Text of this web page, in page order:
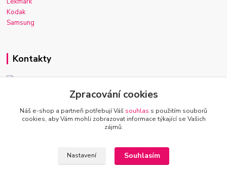
Kodak
Samsung
Kontakty
Josef Macek
+420 603 921 266
Po-Ne, 7-22h
Zpracování cookies
Náš e-shop a partneři potřebují Váš souhlas s použitím souborů
cookies, aby Vám mohli zobrazovat informace týkající se Vašich
zájmů.
Nastavení Souhlasím